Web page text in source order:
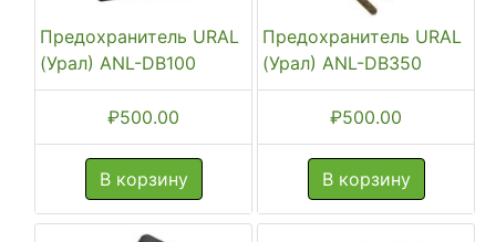
Предохранитель URAL
(Урал) ANL-DB100
₽500.00
В корзину
Предохранитель URAL
(Урал) ANL-DB350
₽500.00
В корзину